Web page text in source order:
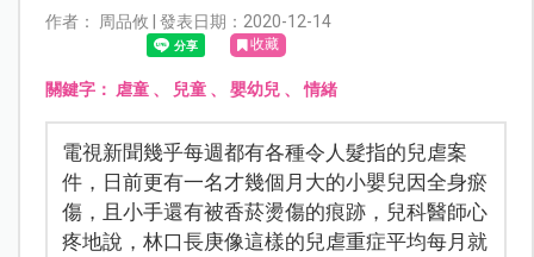
作者： 周品攸 | 發表日期：2020-12-14
收藏
關鍵字： 虐童、 兒童、 嬰幼兒、情緒
電視新聞幾乎每週都有各種令人髮指的兒虐案
件，日前更有一名才幾個月大的小嬰兒因全身瘀
傷，且小手還有被香菸燙傷的痕跡，兒科醫師心
疼地說，林口長庚像這樣的兒虐重症平均每月就